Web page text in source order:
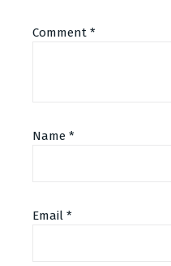
Comment *
Name *
Email *